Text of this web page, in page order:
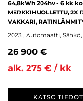
64,8kWh 204hv - 6 kk
MERKKIHUOLLETTU, 2X
VAKKARI,
2023 , Automaatti, Sähkö,
26 900 €
alk. 275 € / kk
KATSO TIEDOT